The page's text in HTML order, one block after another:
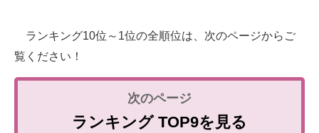
ランキング10位～1位の全順位は、次のページからご
覧ください！
ランキング TOP9を見る